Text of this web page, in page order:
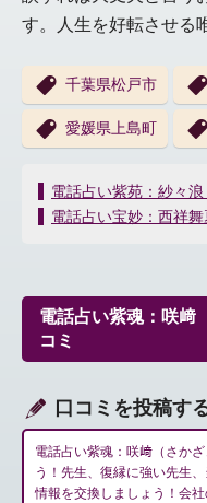
す。人生を好転させる
千葉県松戸市
愛媛県上島町
投
稿
ー
シ
電話占い紫苑：紗々
電話占い宝妙：西祥
電話占い紫魂：咲﨑
コミ
口コミを投稿す
電話占い紫魂：咲﨑（さか
う！先生、復縁に強い先生
情報を交換しましょう！会